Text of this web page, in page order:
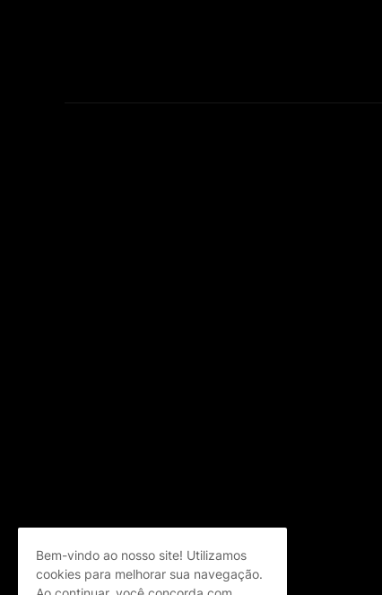
Bem-vindo ao nosso site! Utilizamos
cookies para melhorar sua navegação.